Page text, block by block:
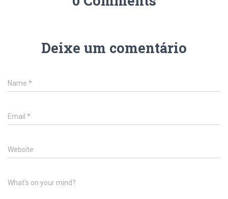
Deixe um comentário
Name *
Email *
Website
What's on your mind?